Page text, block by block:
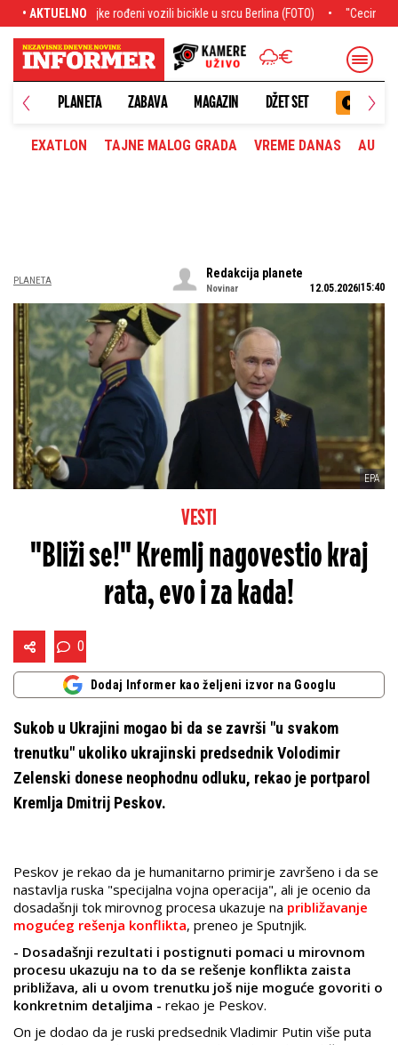
• AKTUELNO
vozili bicikle u srcu Berlina (FOTO) "Cecino obezbeđenje je reagovalo"
PLANETA ZABAVA MAGAZIN DŽET SET
EXATLON TAJNE MALOG GRADA VREME DANAS
PLANETA
Redakcija planete
Novinar 12.05.2026 15:40
EPA
VESTI
"Bliži se!" Kremlj nagovestio kraj
rata, evo i za kada!
0
Dodaj Informer kao željeni izvor na Googlu
Sukob u Ukrajini mogao bi da se završi "u svakom
trenutku" ukoliko ukrajinski predsednik Volodimir
Zelenski donese neophodnu odluku, rekao je portparol
Kremlja Dmitrij Peskov.
Peskov je rekao da je humanitarno primirje završeno i da se
nastavlja ruska "specijalna vojna operacija", ali je ocenio da
dosadašnji tok mirovnog procesa ukazuje na približavanje
mogućeg rešenja konflikta, preneo je Sputnjik.
- Dosadašnji rezultati i postignuti pomaci u mirovnom
procesu ukazuju na to da se rešenje konflikta zaista
približava, ali u ovom trenutku još nije moguće govoriti o
konkretnim detaljima - rekao je Peskov.
On je dodao da je ruski predsednik Vladimir Putin više puta